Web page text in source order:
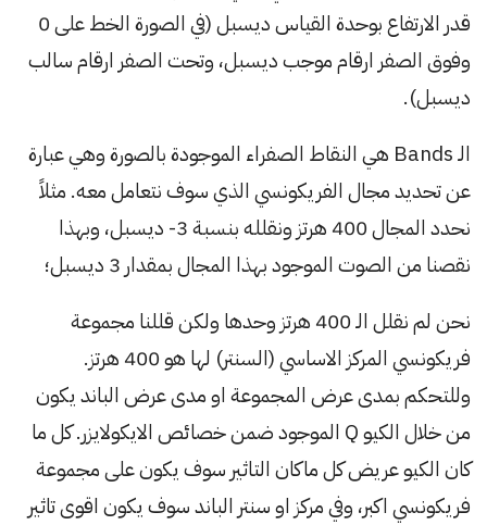
قدر الارتفاع بوحدة القياس ديسبل (في الصورة الخط على 0
وفوق الصفر ارقام موجب ديسبل، وتحت الصفر ارقام سالب
ديسبل).
الـ Bands هي النقاط الصفراء الموجودة بالصورة وهي عبارة
عن تحديد مجال الفريكونسي الذي سوف نتعامل معه. مثلاً
نحدد المجال 400 هرتز ونقلله بنسبة 3- ديسبل، وبهذا
نقصنا من الصوت الموجود بهذا المجال بمقدار 3 ديسبل؛
نحن لم نقلل الـ 400 هرتز وحدها ولكن قللنا مجموعة
فريكونسي المركز الاساسي (السنتر) لها هو 400 هرتز.
وللتحكم بمدى عرض المجموعة او مدى عرض الباند يكون
من خلال الكيو Q الموجود ضمن خصائص الايكولايزر. كل ما
كان الكيو عريض كل ماكان التاثير سوف يكون على مجموعة
فريكونسي اكبر، وفي مركز او سنتر الباند سوف يكون اقوى تاثير